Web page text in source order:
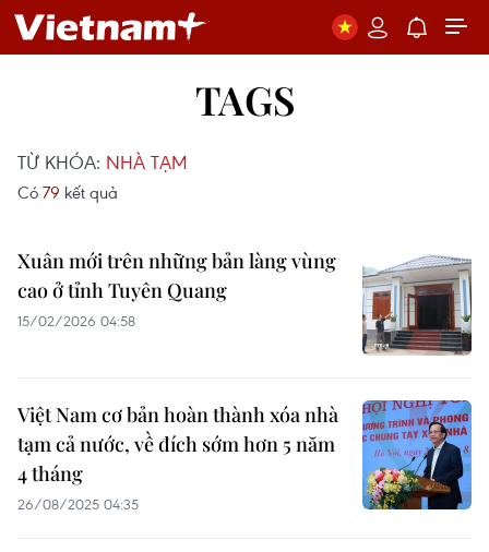
TAGS
TỪ KHÓA: NHÀ TẠM
Có 79 kết quả
Xuân mới trên những bản làng vùng
cao ở tỉnh Tuyên Quang
15/02/2026 04:58
Việt Nam cơ bản hoàn thành xóa nhà
tạm cả nước, về đích sớm hơn 5 năm
4 tháng
26/08/2025 04:35